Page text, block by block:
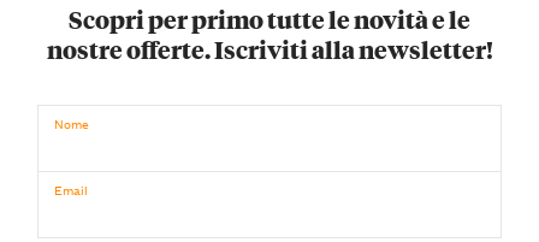
Scopri per primo tutte le novità e le
nostre offerte. Iscriviti alla newsletter!
Nome
Email